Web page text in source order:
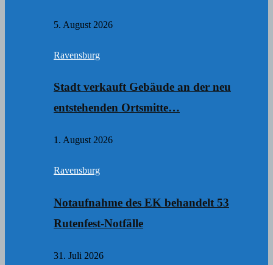
5. August 2026
Ravensburg
Stadt verkauft Gebäude an der neu
entstehenden Ortsmitte…
1. August 2026
Ravensburg
Notaufnahme des EK behandelt 53
Rutenfest-Notfälle
31. Juli 2026